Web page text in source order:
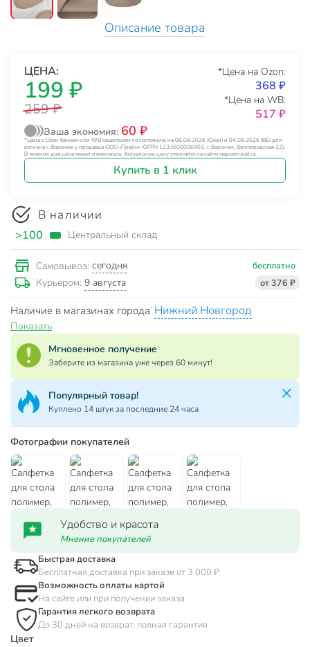
Описание товара
ЦЕНА:
199 ₽
259 ₽
*Цена на Ozon:
368 ₽
*Цена на WB:
517 ₽
Ваша экономия: 60 ₽
*Цена с Озон банком или WB кошельком по состоянию на 06.08.2026 (Озон) и 04.08.2026 (ВБ) для
региона г. Воронеж у продавца ООО «Прайм» (ОГРН 1233600006903, г. Воронеж, Волгоградская 32).
В течение дня цена может изменяться. Актуальную цену уточняйте на сайте маркетплейса.
Купить в 1 клик
В наличии
>100 Центральный склад
Самовывоз: сегодня бесплатно
Курьером: 9 августа от 376 ₽
Наличие в магазинах города Нижний Новгород
Показать
Мгновенное получение
Заберите из магазина уже через 60 минут!
Популярный товар!
Куплено 14 штук за последние 24 часа
Фотографии покупателей
Удобство и красота
Мнение покупателей
Быстрая доставка
Бесплатная доставка при заказе от 3 000 ₽
Возможность оплаты картой
На сайте или при получении заказа
Гарантия легкого возврата
До 30 дней на возврат, полная гарантия
Цвет